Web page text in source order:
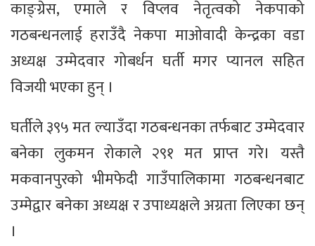
काङ्ग्रेस, एमाले र विप्लव नेतृत्वको नेकपाको
गठबन्धनलाई हराउँदै नेकपा माओवादी केन्द्रका वडा
अध्यक्ष उम्मेदवार गोबर्धन घर्ती मगर प्यानल सहित
विजयी भएका हुन् ।
घर्तीले ३९५ मत ल्याउँदा गठबन्धनका तर्फबाट उम्मेदवार
बनेका लुकमन रोकाले २९१ मत प्राप्त गरे। यस्तै
मकवानपुरको भीमफेदी गाउँपालिकामा गठबन्धनबाट
उम्मेद्वार बनेका अध्यक्ष र उपाध्यक्षले अग्रता लिएका छन्
।